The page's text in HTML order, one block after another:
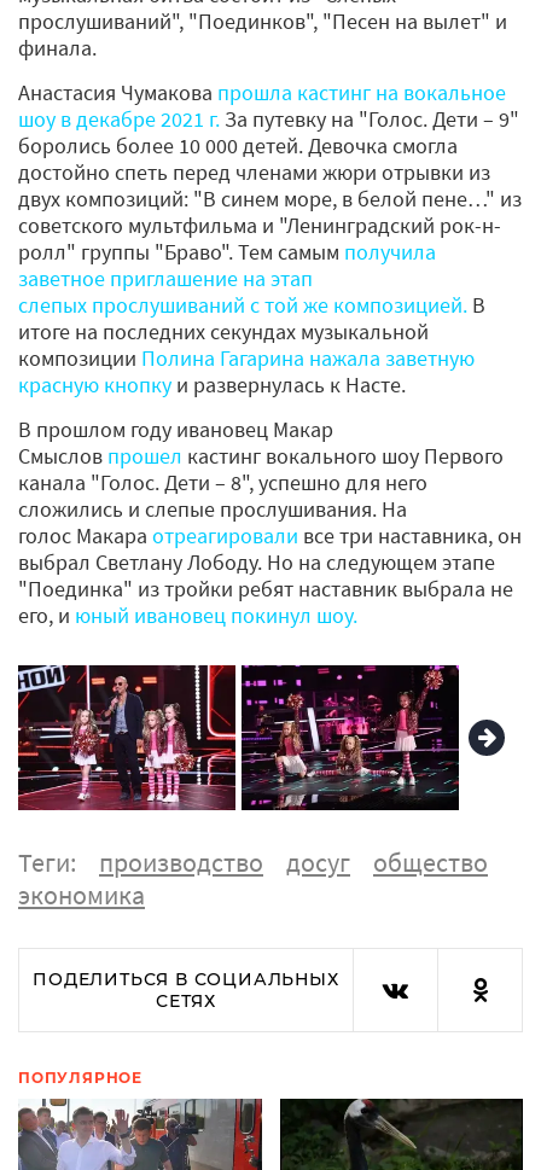
прослушиваний", "Поединков", "Песен на вылет" и
финала.
Анастасия Чумакова прошла кастинг на вокальное
шоу в декабре 2021 г. За путевку на "Голос. Дети – 9"
боролись более 10 000 детей. Девочка смогла
достойно спеть перед членами жюри отрывки из
двух композиций: "В синем море, в белой пене…" из
советского мультфильма и "Ленинградский рок-н-
ролл" группы "Браво". Тем самым получила
заветное приглашение на этап
слепых прослушиваний с той же композицией. В
итоге на последних секундах музыкальной
композиции Полина Гагарина нажала заветную
красную кнопку и развернулась к Насте.
В прошлом году ивановец Макар
Смыслов прошел кастинг вокального шоу Первого
канала "Голос. Дети – 8", успешно для него
сложились и слепые прослушивания. На
голос Макара отреагировали все три наставника, он
выбрал Светлану Лободу. Но на следующем этапе
"Поединка" из тройки ребят наставник выбрала не
его, и юный ивановец покинул шоу.
Теги: производство досуг
общество
экономика
ПОДЕЛИТЬСЯ В СОЦИАЛЬНЫХ
СЕТЯХ
ПОПУЛЯРНОЕ